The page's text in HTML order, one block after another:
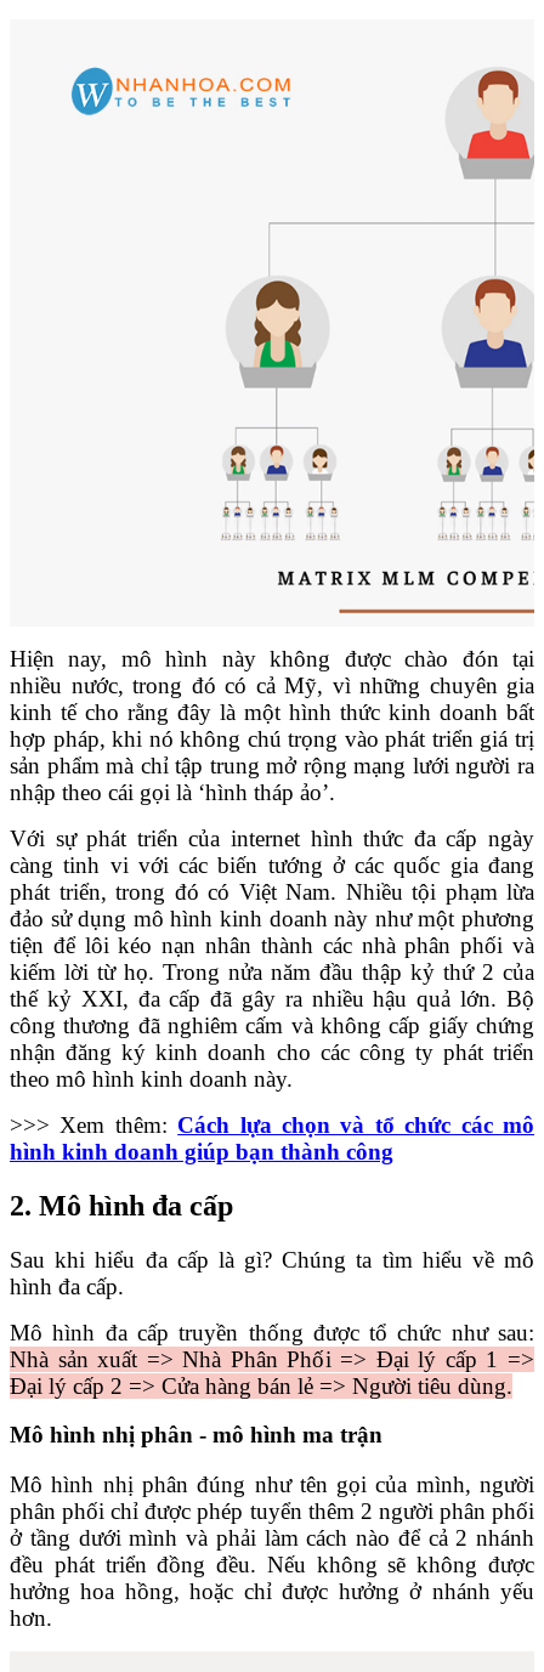
Hiện nay, mô hình này không được chào đón tại
nhiều nước, trong đó có cả Mỹ, vì những chuyên gia
kinh tế cho rằng đây là một hình thức kinh doanh bất
hợp pháp, khi nó không chú trọng vào phát triển giá trị
sản phẩm mà chỉ tập trung mở rộng mạng lưới người ra
nhập theo cái gọi là ‘hình tháp ảo’.
Với sự phát triển của internet hình thức đa cấp ngày
càng tinh vi với các biến tướng ở các quốc gia đang
phát triển, trong đó có Việt Nam. Nhiều tội phạm lừa
đảo sử dụng mô hình kinh doanh này như một phương
tiện để lôi kéo nạn nhân thành các nhà phân phối và
kiếm lời từ họ. Trong nửa năm đầu thập kỷ thứ 2 của
thế kỷ XXI, đa cấp đã gây ra nhiều hậu quả lớn. Bộ
công thương đã nghiêm cấm và không cấp giấy chứng
nhận đăng ký kinh doanh cho các công ty phát triển
theo mô hình kinh doanh này.
>>> Xem thêm: Cách lựa chọn và tổ chức các mô
hình kinh doanh giúp bạn thành công
2. Mô hình đa cấp
Sau khi hiểu đa cấp là gì? Chúng ta tìm hiểu về mô
hình đa cấp.
Mô hình đa cấp truyền thống được tổ chức như sau:
Nhà sản xuất => Nhà Phân Phối => Đại lý cấp 1 =>
Đại lý cấp 2 => Cửa hàng bán lẻ => Người tiêu dùng.
Mô hình nhị phân - mô hình ma trận
Mô hình nhị phân đúng như tên gọi của mình, người
phân phối chỉ được phép tuyển thêm 2 người phân phối
ở tầng dưới mình và phải làm cách nào để cả 2 nhánh
đều phát triển đồng đều. Nếu không sẽ không được
hưởng hoa hồng, hoặc chỉ được hưởng ở nhánh yếu
hơn.